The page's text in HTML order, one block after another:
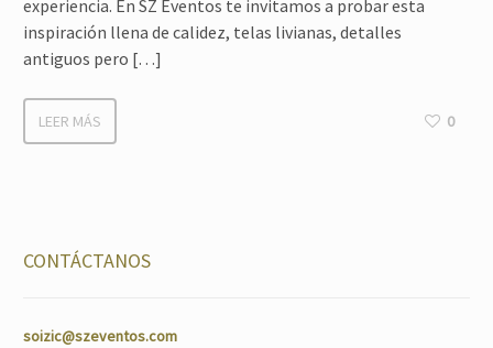
experiencia. En SZ Eventos te invitamos a probar esta
inspiración llena de calidez, telas livianas, detalles
antiguos pero […]
LEER MÁS 0
CONTÁCTANOS
soizic@szeventos.com